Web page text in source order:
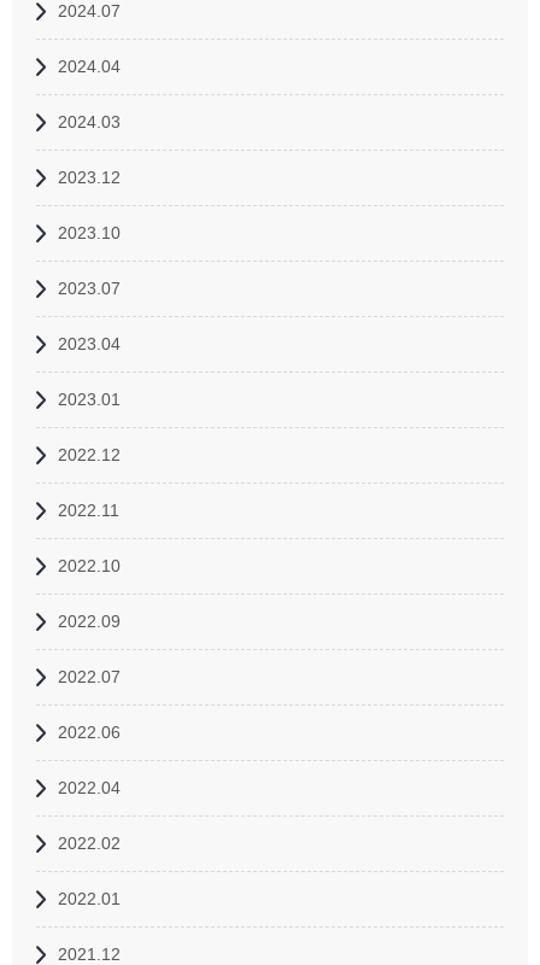
2024.07
2024.04
2024.03
2023.12
2023.10
2023.07
2023.04
2023.01
2022.12
2022.11
2022.10
2022.09
2022.07
2022.06
2022.04
2022.02
2022.01
2021.12